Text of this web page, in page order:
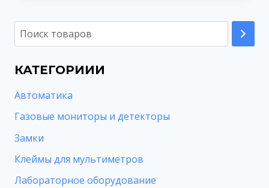
КАТЕГОРИИИ
Автоматика
Газовые мониторы и детекторы
Замки
Клеймы для мультиметров
Лабораторное оборудование